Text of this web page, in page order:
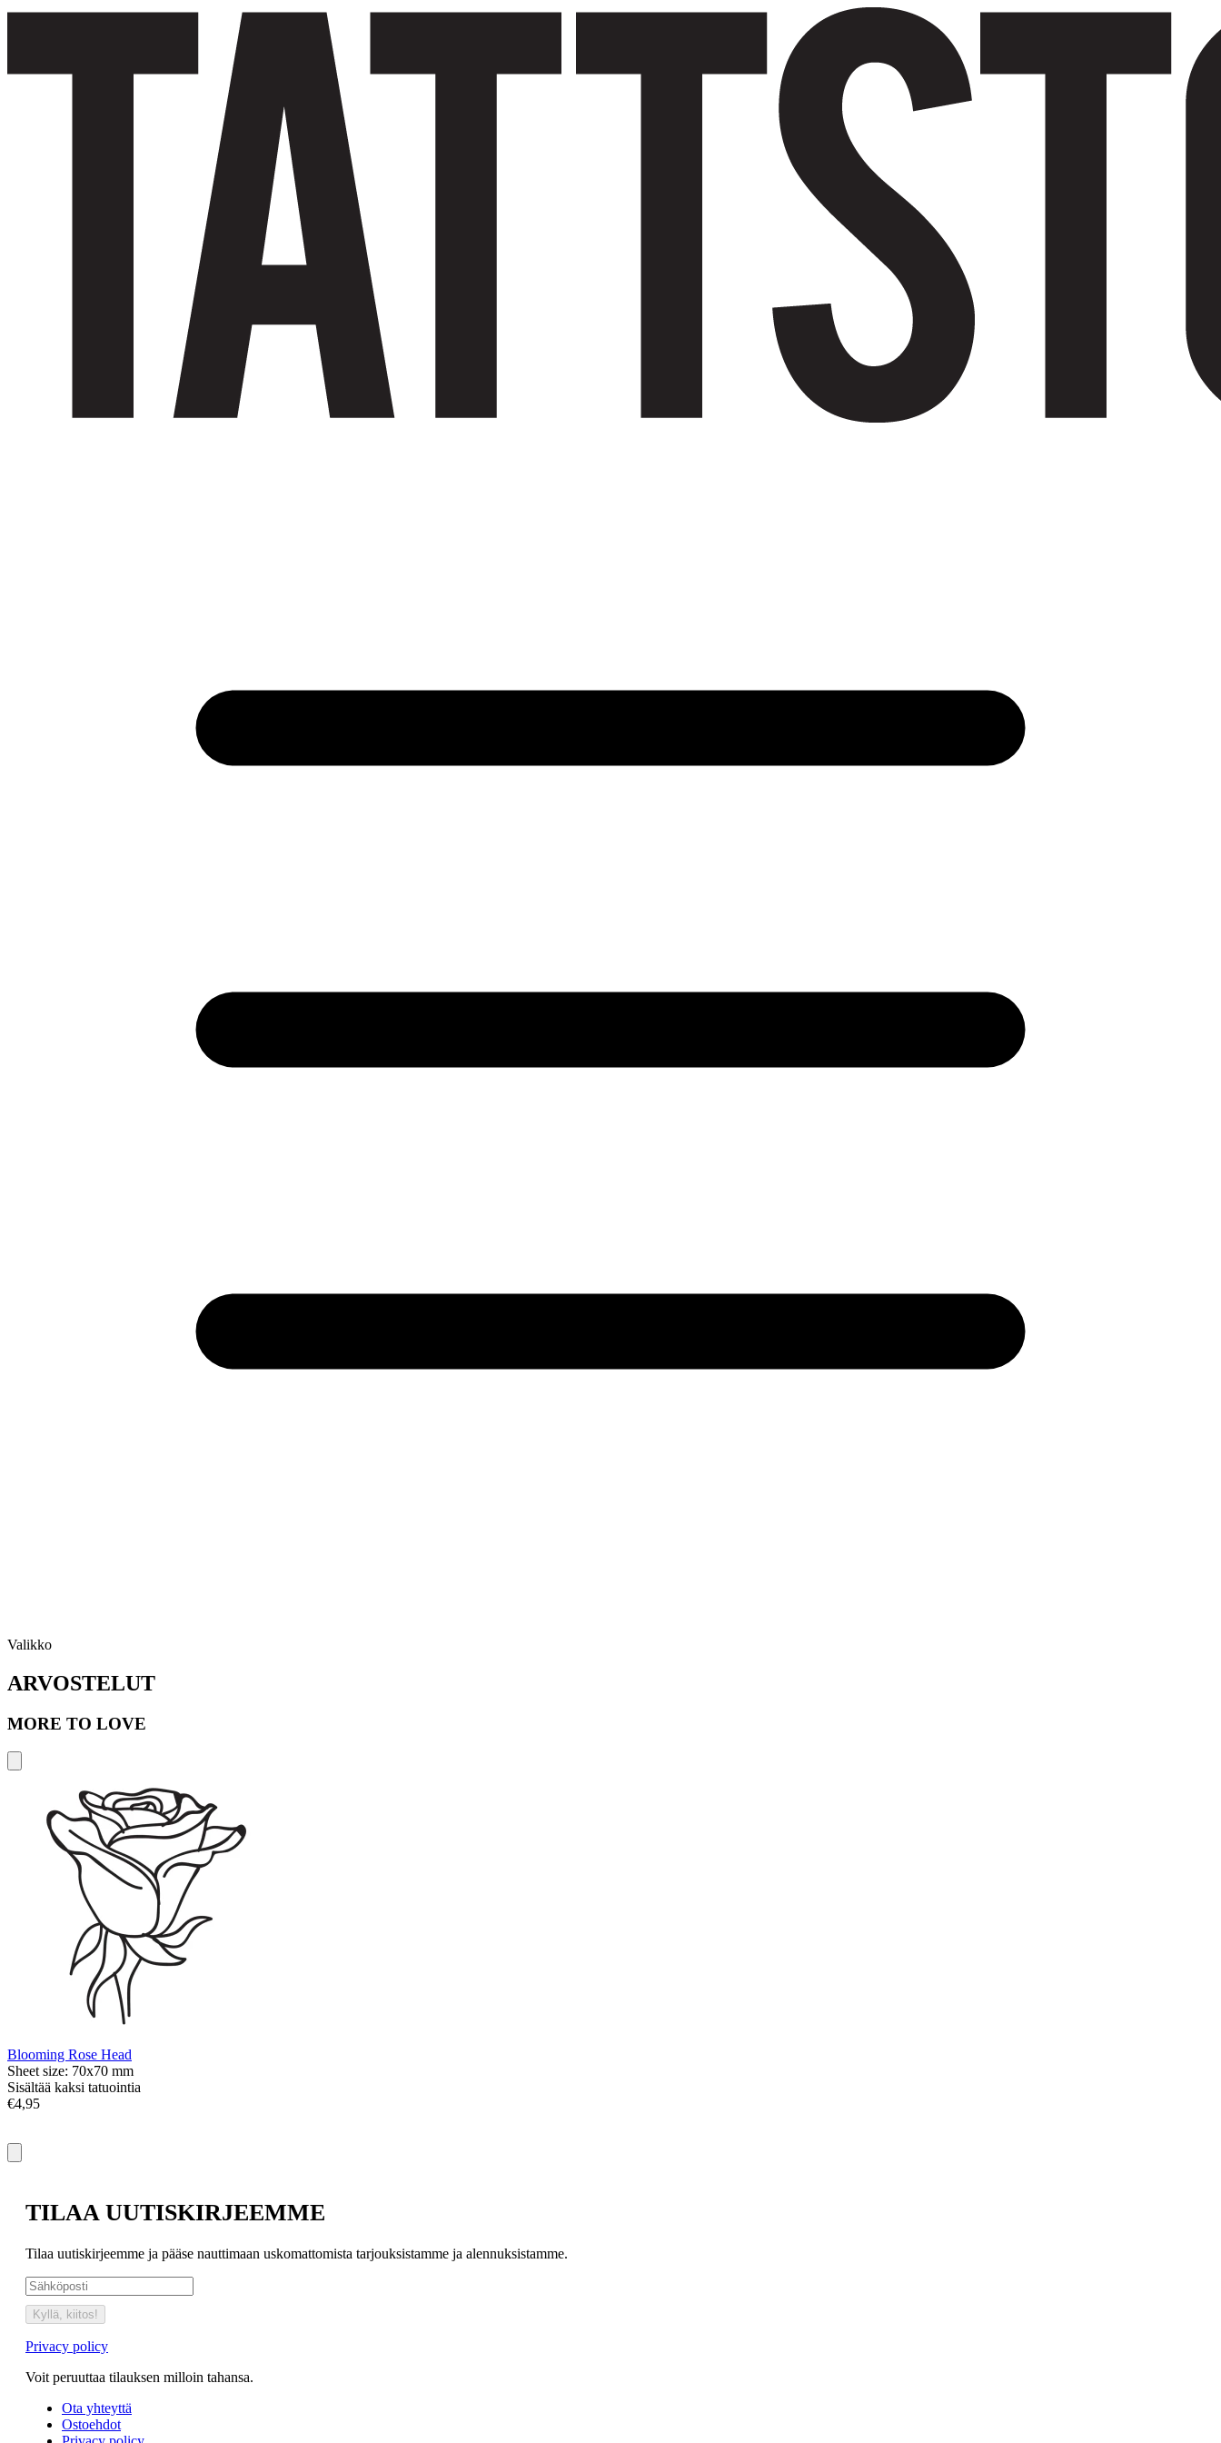
Valikko
ARVOSTELUT
MORE TO LOVE
Blooming Rose Head
Sheet size: 70x70 mm
Sisältää kaksi tatuointia
€4,95
TILAA UUTISKIRJEEMME
Tilaa uutiskirjeemme ja pääse nauttimaan uskomattomista tarjouksistamme ja alennuksistamme.
Kyllä, kiitos!
Privacy policy
Voit peruuttaa tilauksen milloin tahansa.
Ota yhteyttä
Ostoehdot